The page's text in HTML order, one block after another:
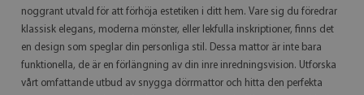
noggrant utvald för att förhöja estetiken i ditt hem. Vare sig du föredrar
klassisk elegans, moderna mönster, eller lekfulla inskriptioner, finns det
en design som speglar din personliga stil. Dessa mattor är inte bara
funktionella, de är en förlängning av din inre inredningsvision. Utforska
vårt omfattande utbud av snygga dörrmattor och hitta den perfekta